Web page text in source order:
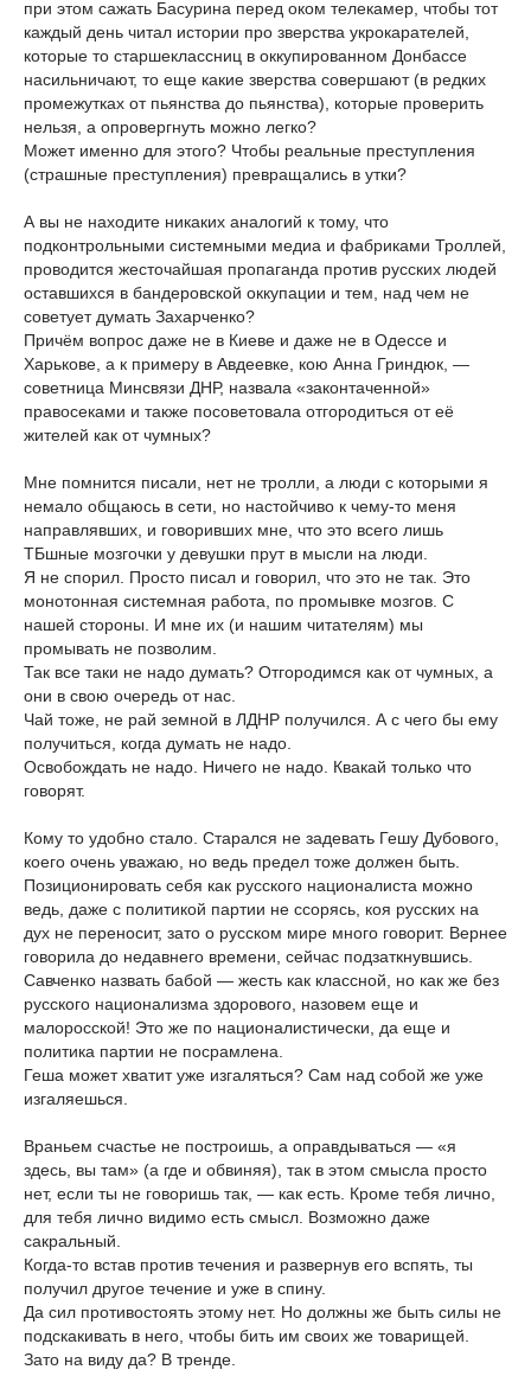
при этом сажать Басурина перед оком телекамер, чтобы тот
каждый день читал истории про зверства укрокарателей,
которые то старшеклассниц в оккупированном Донбассе
насильничают, то еще какие зверства совершают (в редких
промежутках от пьянства до пьянства), которые проверить
нельзя, а опровергнуть можно легко?
Может именно для этого? Чтобы реальные преступления
(страшные преступления) превращались в утки?
А вы не находите никаких аналогий к тому, что
подконтрольными системными медиа и фабриками Троллей,
проводится жесточайшая пропаганда против русских людей
оставшихся в бандеровской оккупации и тем, над чем не
советует думать Захарченко?
Причём вопрос даже не в Киеве и даже не в Одессе и
Харькове, а к примеру в Авдеевке, кою Анна Гриндюк, —
советница Минсвязи ДНР, назвала «законтаченной»
правосеками и также посоветовала отгородиться от её
жителей как от чумных?
Мне помнится писали, нет не тролли, а люди с которыми я
немало общаюсь в сети, но настойчиво к чему-то меня
направлявших, и говоривших мне, что это всего лишь
ТБшные мозгочки у девушки прут в мысли на люди.
Я не спорил. Просто писал и говорил, что это не так. Это
монотонная системная работа, по промывке мозгов. С
нашей стороны. И мне их (и нашим читателям) мы
промывать не позволим.
Так все таки не надо думать? Отгородимся как от чумных, а
они в свою очередь от нас.
Чай тоже, не рай земной в ЛДНР получился. А с чего бы ему
получиться, когда думать не надо.
Освобождать не надо. Ничего не надо. Квакай только что
говорят.
Кому то удобно стало. Старался не задевать Гешу Дубового,
коего очень уважаю, но ведь предел тоже должен быть.
Позиционировать себя как русского националиста можно
ведь, даже с политикой партии не ссорясь, коя русских на
дух не переносит, зато о русском мире много говорит. Вернее
говорила до недавнего времени, сейчас подзаткнувшись.
Савченко назвать бабой — жесть как классной, но как же без
русского национализма здорового, назовем еще и
малоросской! Это же по националистически, да еще и
политика партии не посрамлена.
Геша может хватит уже изгаляться? Сам над собой же уже
изгаляешься.
Враньем счастье не построишь, а оправдываться — «я
здесь, вы там» (а где и обвиняя), так в этом смысла просто
нет, если ты не говоришь так, — как есть. Кроме тебя лично,
для тебя лично видимо есть смысл. Возможно даже
сакральный.
Когда-то встав против течения и развернув его вспять, ты
получил другое течение и уже в спину.
Да сил противостоять этому нет. Но должны же быть силы не
подскакивать в него, чтобы бить им своих же товарищей.
Зато на виду да? В тренде.